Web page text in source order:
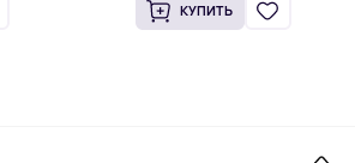
КУПИТЬ